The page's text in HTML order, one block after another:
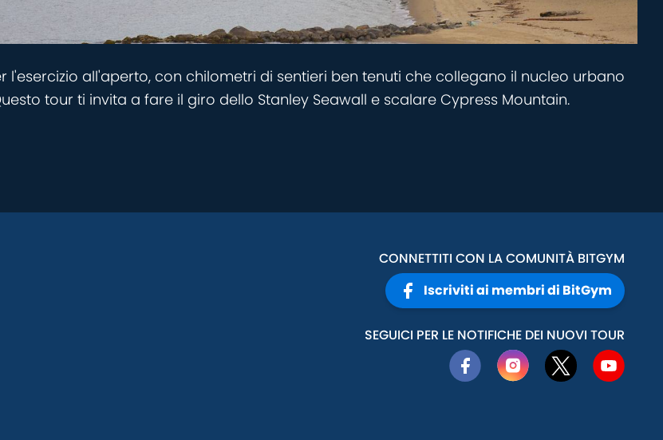
all'aperto, con chilometri di sentieri ben tenuti che collegano il nucleo urbano
tour ti invita a fare il giro dello Stanley Seawall e scalare Cypress Mountain.
CONNETTITI CON LA COMUNITÀ BITGYM
Iscriviti ai membri di BitGym
SEGUICI PER LE NOTIFICHE DEI NUOVI TOUR